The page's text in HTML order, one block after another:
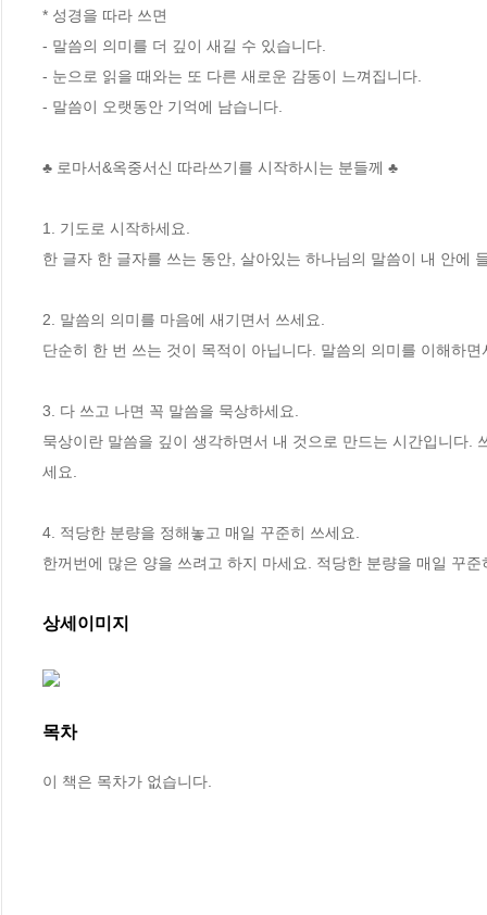
* 성경을 따라 쓰면
- 말씀의 의미를 더 깊이 새길 수 있습니다.
- 눈으로 읽을 때와는 또 다른 새로운 감동이 느껴집니다.
- 말씀이 오랫동안 기억에 남습니다.
♣ 로마서&옥중서신 따라쓰기를 시작하시는 분들께 ♣
1. 기도로 시작하세요.
한 글자 한 글자를 쓰는 동안, 살아있는 하나님의 말씀이 내 안에
2. 말씀의 의미를 마음에 새기면서 쓰세요.
단순히 한 번 쓰는 것이 목적이 아닙니다. 말씀의 의미를 이해하
3. 다 쓰고 나면 꼭 말씀을 묵상하세요.
묵상이란 말씀을 깊이 생각하면서 내 것으로 만드는 시간입니다.
세요.
4. 적당한 분량을 정해놓고 매일 꾸준히 쓰세요.
한꺼번에 많은 양을 쓰려고 하지 마세요. 적당한 분량을 매일 꾸
상세이미지
목차
이 책은 목차가 없습니다.